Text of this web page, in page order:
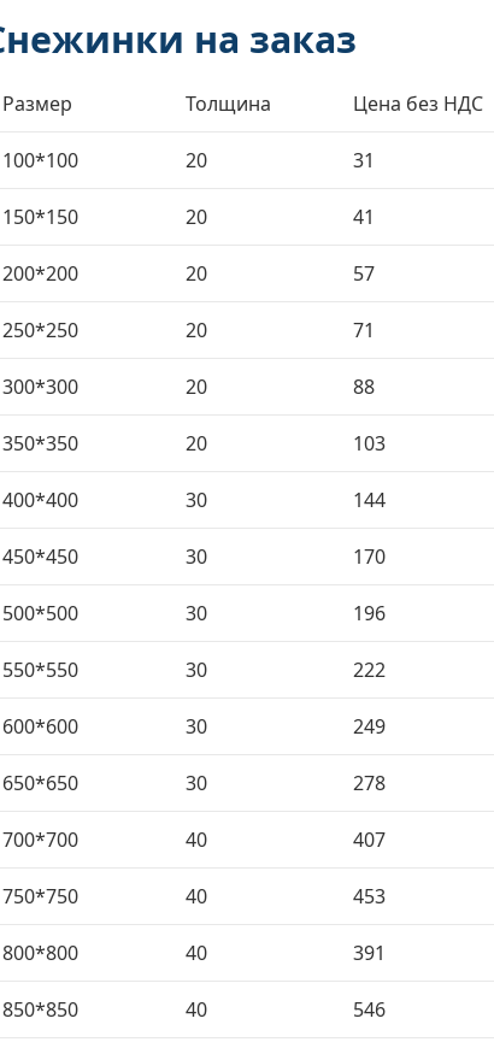
на заказ
Размер Толщина Цена без НДС
100*100 20 31
150*150 20 41
200*200 20 57
250*250 20 71
300*300 20 88
350*350 20 103
400*400 30 144
450*450 30 170
500*500 30 196
550*550 30 222
600*600 30 249
650*650 30 278
700*700 40 407
750*750 40 453
800*800 40 391
850*850 40 546